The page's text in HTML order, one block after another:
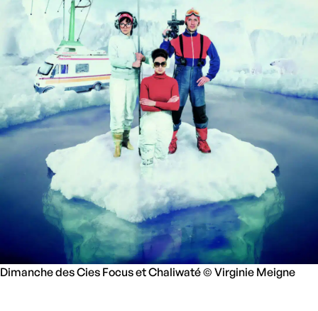
Dimanche des Cies Focus et Chaliwaté © Virginie Meigne